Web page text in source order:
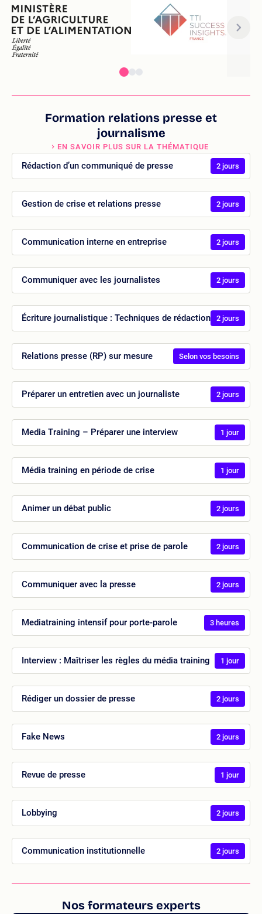
Formation relations presse et
journalisme
EN SAVOIR PLUS SUR LA THÉMATIQUE
Rédaction d’un communiqué de presse 2 jours
Gestion de crise et relations presse 2 jours
Communication interne en entreprise 2 jours
Communiquer avec les journalistes 2 jours
Écriture journalistique : Techniques de rédaction 2 jours
Relations presse (RP) sur mesure Selon vos besoins
Préparer un entretien avec un journaliste 2 jours
Media Training – Préparer une interview 1 jour
Média training en période de crise 1 jour
Animer un débat public 2 jours
Communication de crise et prise de parole 2 jours
Communiquer avec la presse 2 jours
Mediatraining intensif pour porte-parole 3 heures
Interview : Maîtriser les règles du média training 1 jour
Rédiger un dossier de presse 2 jours
Fake News 2 jours
Revue de presse 1 jour
Lobbying 2 jours
Communication institutionnelle 2 jours
Nos formateurs experts